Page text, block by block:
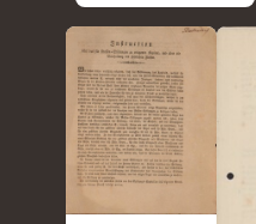
und Sayn
(Bendorf)